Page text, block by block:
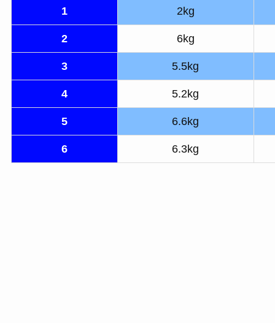
1 2kg
2 6kg
3 5.5kg
4 5.2kg
5 6.6kg
6 6.3kg